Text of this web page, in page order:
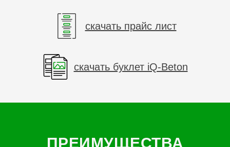
скачать прайс лист
скачать буклет iQ-Beton
ПРЕИМУЩЕСТВА